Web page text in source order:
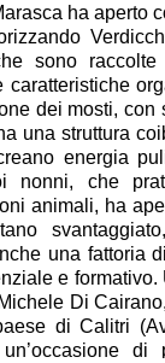
ha aperto
sono
dei mosti, con
una struttura
energia
nonni, che
animali, ha
una fattoria
e formativo.
Di
di Calitri
di